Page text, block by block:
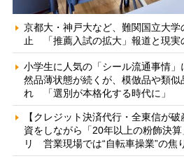
京都大・神戸大など、難関国立大
止 「推薦入試の拡大」報道と現実
小学生に人気の「シール流通事情
然品薄状態が続くが、模倣品や類
れ 「選別が本格化する時代に」
【クレジット決済代行・全東信が
資をしながら「20年以上の粉飾決
リ 営業現場では“自転車操業”の焦